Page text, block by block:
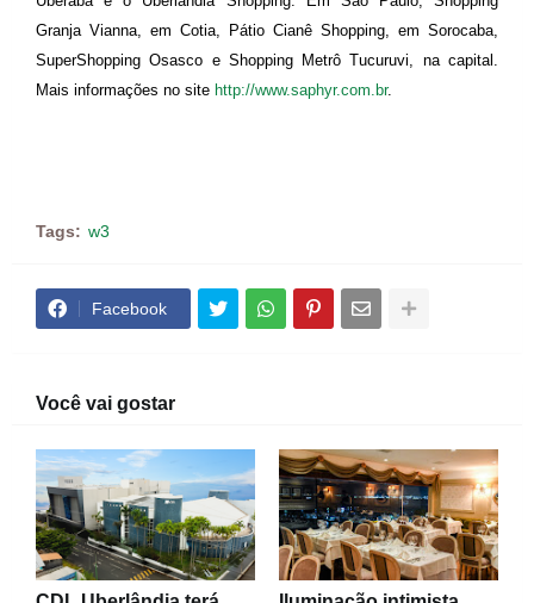
Granja Vianna, em Cotia, Pátio Cianê Shopping, em Sorocaba,
SuperShopping Osasco e Shopping Metrô Tucuruvi, na capital.
Mais informações no site http://www.saphyr.com.br.
Tags: w3
Facebook
Você vai gostar